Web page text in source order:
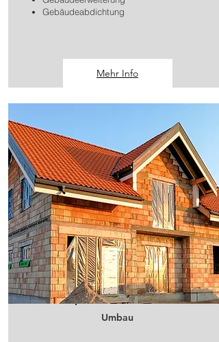
Gebäudeabdichtung
Mehr Info
Umbau